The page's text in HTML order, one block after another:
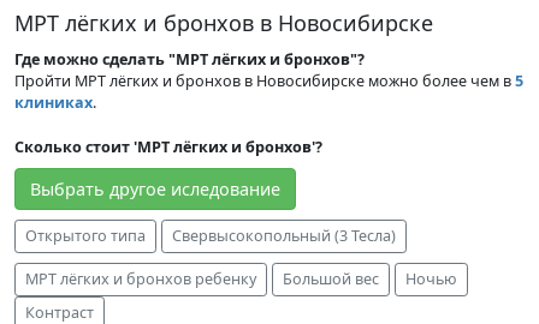
МРТ лёгких и бронхов в Новосибирске
Где можно сделать "МРТ лёгких и бронхов"?
Пройти МРТ лёгких и бронхов в Новосибирске можно более чем в5
клиниках.
Сколько стоит 'МРТ лёгких и бронхов'?
Выбрать другое иследование
Открытого типа Свервысокопольный (3 Тесла)
МРТ лёгких и бронхов ребенку Большой вес
Ночью
Контраст